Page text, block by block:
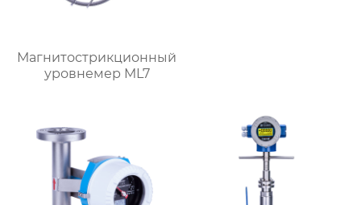
Магнитострикционный
уровнемер ML7